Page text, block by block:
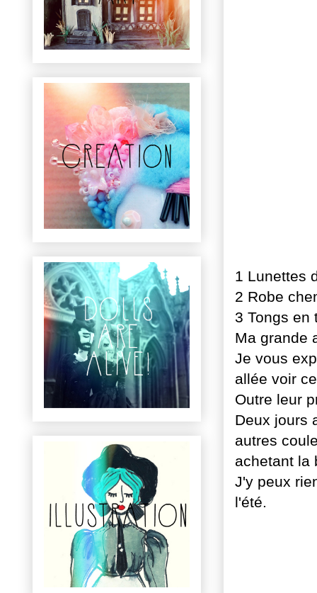
1 Lunettes
2 Robe
3 Tongs en
Ma grande
Je vous
allée voir
Outre leur
Deux jours
autres
achetant la
J'y peux
l'été.